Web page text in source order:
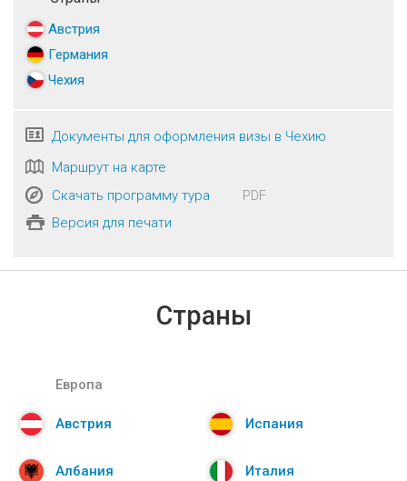
Австрия
Германия
Чехия
Документы для оформления визы в Чехию
Маршрут на карте
Скачать программу тура
PDF
Версия для печати
Страны
Европа
Австрия
Албания
Испания
Италия